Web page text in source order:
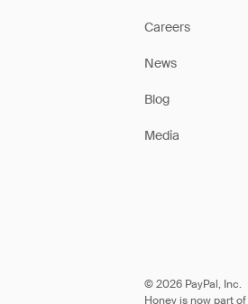
Careers
News
Blog
Media
© 2026 PayPal, Inc.
Honey is now part